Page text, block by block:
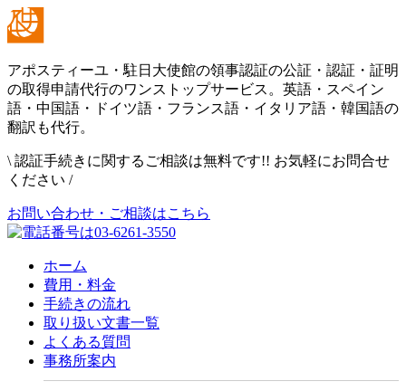
アポスティーユ・駐日大使館の領事認証の公証・認証・証明
の取得申請代行のワンストップサービス。英語・スペイン
語・中国語・ドイツ語・フランス語・イタリア語・韓国語の
翻訳も代行。
\ 認証手続きに関するご相談は無料です!! お気軽にお問合せ
ください /
お問い合わせ・ご相談はこちら
ホーム
費用・料金
手続きの流れ
取り扱い文書一覧
よくある質問
事務所案内